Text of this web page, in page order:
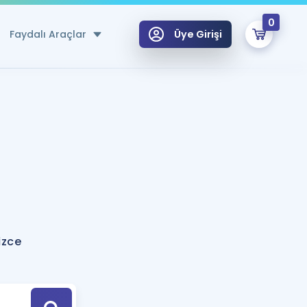
Faydalı Araçlar
Hesaplama Aracı
için Öneriler
Tek Takvimde
Üye Girişi
0